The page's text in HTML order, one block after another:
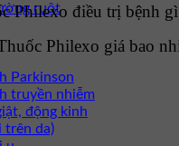
ruột
Parkinson
truyền nhiễm
động kinh
trên da)
Philexo điều trị bệnh
Philexo giá bao